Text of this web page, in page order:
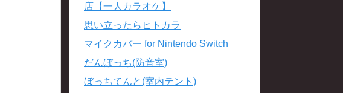
店【一人カラオケ】
思い立ったらヒトカラ
マイクカバー for Nintendo Switch
だんぼっち(防音室)
ぼっちてんと(室内テント)